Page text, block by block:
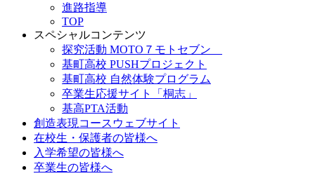
進路指導
TOP
スペシャルコンテンツ
探究活動 MOTO７モトセブン
基町高校 PUSHプロジェクト
基町高校 自然体験プログラム
卒業生応援サイト「桐志」
基高PTA活動
創造表現コースウェブサイト
在校生・保護者の皆様へ
入学希望の皆様へ
卒業生の皆様へ